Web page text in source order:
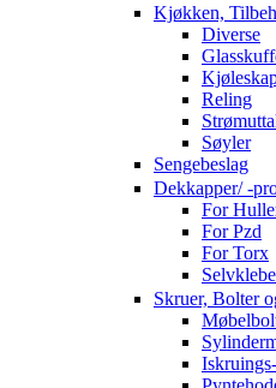
Kjøkken,
Diverse
Reling
Søyler
Sengebeslag
Dekkapper/ -
For
For Pzd
For Torx
Skruer, Bolter